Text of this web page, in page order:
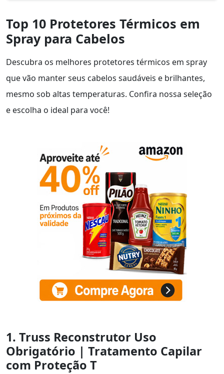
Top 10 Protetores Térmicos em
Spray para Cabelos
Descubra os melhores protetores térmicos em spray
que vão manter seus cabelos saudáveis e brilhantes,
mesmo sob altas temperaturas. Confira nossa seleção
e escolha o ideal para você!
1. Truss Reconstrutor Uso
Obrigatório | Tratamento Capilar
com Proteção T